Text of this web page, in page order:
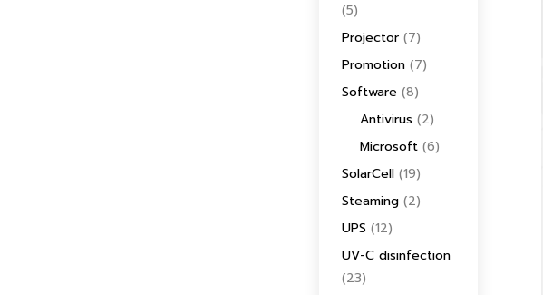
(5)
Projector (7)
Promotion (7)
Software (8)
Antivirus (2)
Microsoft (6)
SolarCell (19)
Steaming (2)
UPS (12)
UV-C disinfection
(23)